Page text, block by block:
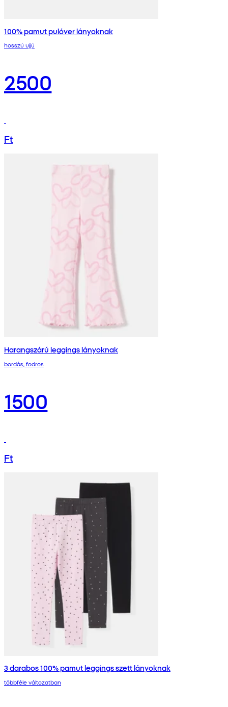
100% pamut pulóver lányoknak
hosszú ujjú
2500
Ft
Harangszárú leggings lányoknak
bordás, fodros
1500
Ft
3 darabos 100% pamut leggings szett lányoknak
többféle változatban